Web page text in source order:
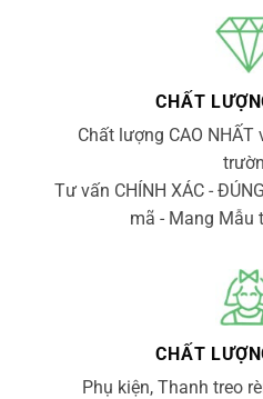
CHẤT
Chất lượng CAO NHẤT
Tư vấn CHÍNH XÁC -
mã - Mang Mẫu
CHẤT
Phụ kiện, Thanh treo